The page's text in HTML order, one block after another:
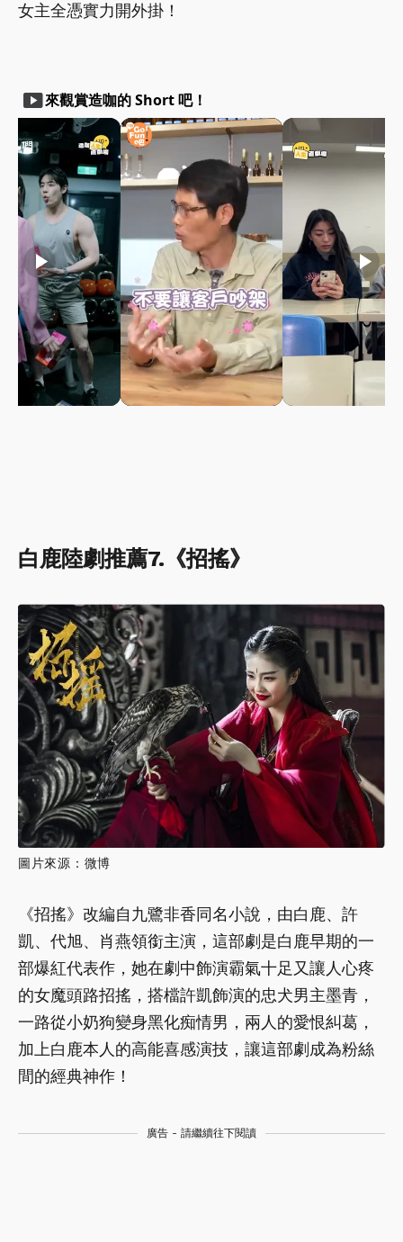
女主全憑實力開外掛！
smart_display來觀賞造咖的 Short 吧！
play_arrow play_arrow play_arrow
白鹿陸劇推薦7.《招搖》
圖片來源：微博
《招搖》改編自九鷺非香同名小說，由白鹿、許
凱、代旭、肖燕領銜主演，這部劇是白鹿早期的一
部爆紅代表作，她在劇中飾演霸氣十足又讓人心疼
的女魔頭路招搖，搭檔許凱飾演的忠犬男主墨青，
一路從小奶狗變身黑化痴情男，兩人的愛恨糾葛，
加上白鹿本人的高能喜感演技，讓這部劇成為粉絲
間的經典神作！
廣告 - 請繼續往下閱讀